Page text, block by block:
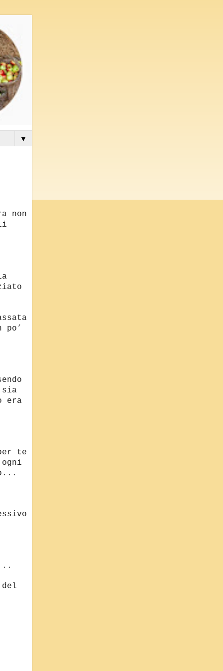
▼
non
sia
era
te
del